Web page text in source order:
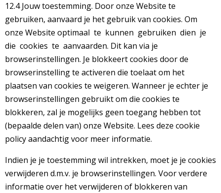
12.4 Jouw toestemming. Door onze Website te
gebruiken, aanvaard je het gebruik van cookies. Om
onze Website optimaal te kunnen gebruiken dien je
die cookies te aanvaarden. Dit kan via je
browserinstellingen. Je blokkeert cookies door de
browserinstelling te activeren die toelaat om het
plaatsen van cookies te weigeren. Wanneer je echter je
browserinstellingen gebruikt om die cookies te
blokkeren, zal je mogelijks geen toegang hebben tot
(bepaalde delen van) onze Website. Lees deze cookie
policy aandachtig voor meer informatie.
Indien je je toestemming wil intrekken, moet je je cookies
verwijderen d.m.v. je browserinstellingen. Voor verdere
informatie over het verwijderen of blokkeren van